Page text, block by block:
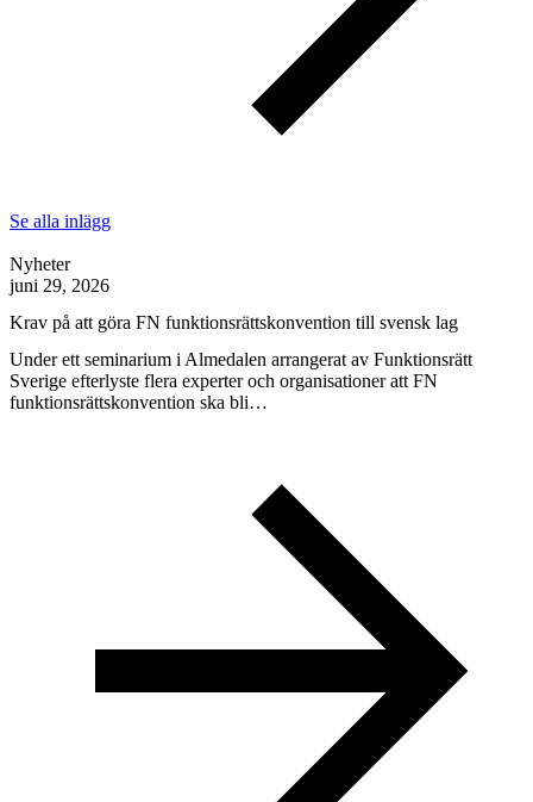
Se alla inlägg
Nyheter
juni 29, 2026
Krav på att göra FN funktionsrättskonvention till svensk lag
Under ett seminarium i Almedalen arrangerat av Funktionsrätt
Sverige efterlyste flera experter och organisationer att FN
funktionsrättskonvention ska bli…